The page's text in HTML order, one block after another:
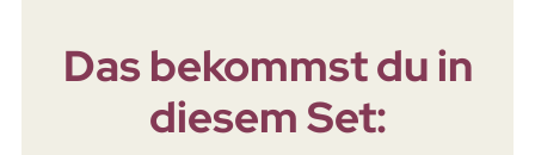
Das bekommst du in
diesem Set: